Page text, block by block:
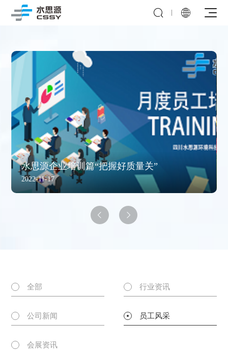
发展历程
社会责任
企业会刊
新闻资讯
全院集中分质供水
检验科/病理科
内镜中心
洗消中心
血透室
多效蒸馏水机
分配系统
纯化水制备系统
纯蒸汽发生器
实验室超纯水系统
实验室污水处理系统
医疗机构
联系我们
服务流程
 
水思源企业培训篇“把握好质量关”
2022-11-17
 
全部 行业资讯
公司新闻 员工风采
会展资讯